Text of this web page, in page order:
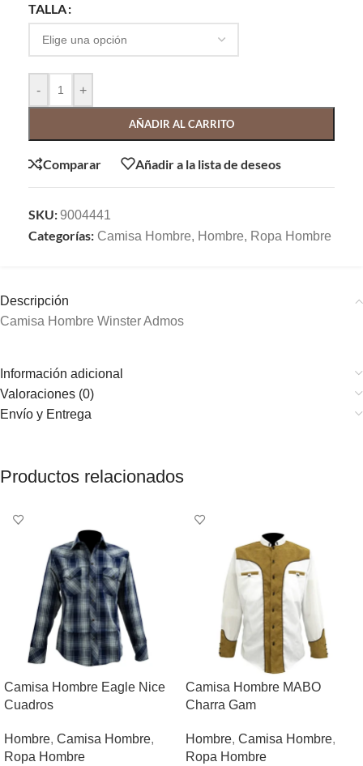
TALLA
- +
AÑADIR AL CARRITO
Comparar Añadir a la lista de deseos
SKU:9004441
Categorías: Camisa Hombre, Hombre, Ropa Hombre
Descripción
Camisa Hombre Winster Admos
Información adicional
Valoraciones (0)
Envío y Entrega
Productos relacionados
Camisa Hombre Eagle Nice
Cuadros
Hombre, Camisa Hombre,
Ropa Hombre
Camisa Hombre MABO
Charra Gam
Hombre, Camisa Hombre,
Ropa Hombre